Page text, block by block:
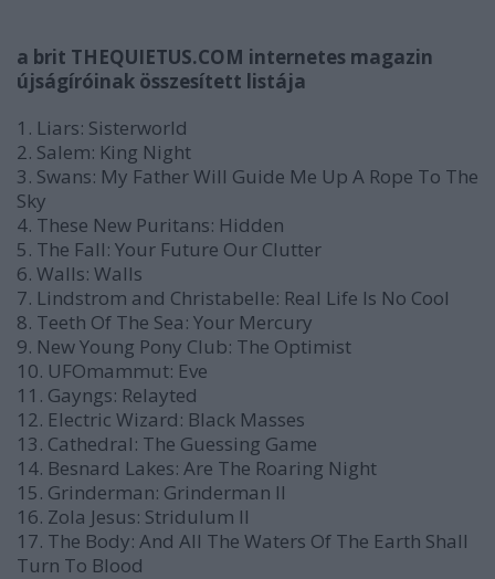
a brit THEQUIETUS.COM internetes magazin
újságíróinak összesített listája
1. Liars: Sisterworld
2. Salem: King Night
3. Swans: My Father Will Guide Me Up A Rope To The
Sky
4. These New Puritans: Hidden
5. The Fall: Your Future Our Clutter
6. Walls: Walls
7. Lindstrom and Christabelle: Real Life Is No Cool
8. Teeth Of The Sea: Your Mercury
9. New Young Pony Club: The Optimist
10. UFOmammut: Eve
11. Gayngs: Relayted
12. Electric Wizard: Black Masses
13. Cathedral: The Guessing Game
14. Besnard Lakes: Are The Roaring Night
15. Grinderman: Grinderman II
16. Zola Jesus: Stridulum II
17. The Body: And All The Waters Of The Earth Shall
Turn To Blood